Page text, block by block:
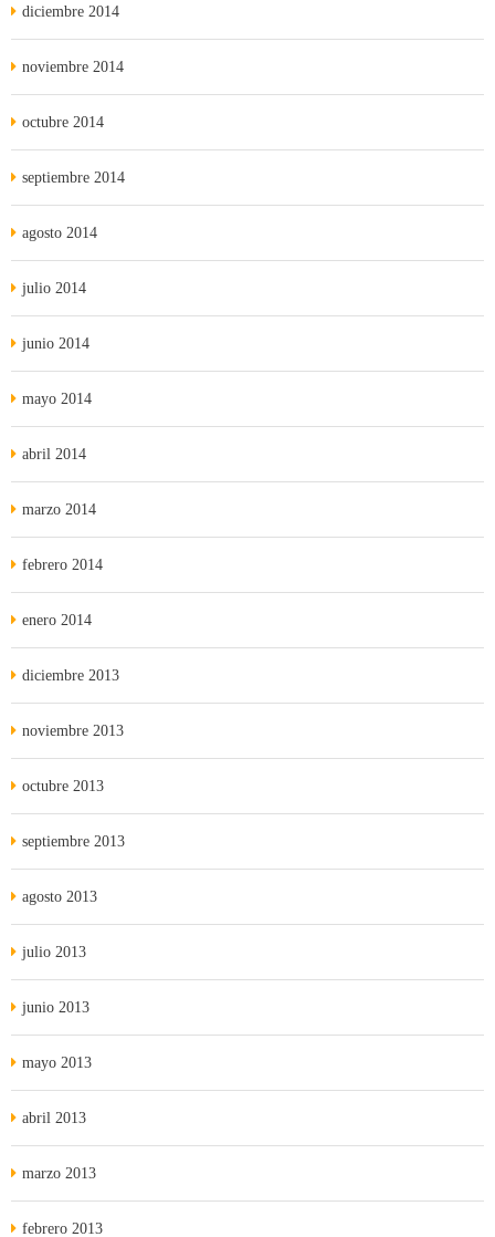
diciembre 2014
noviembre 2014
octubre 2014
septiembre 2014
agosto 2014
julio 2014
junio 2014
mayo 2014
abril 2014
marzo 2014
febrero 2014
enero 2014
diciembre 2013
noviembre 2013
octubre 2013
septiembre 2013
agosto 2013
julio 2013
junio 2013
mayo 2013
abril 2013
marzo 2013
febrero 2013